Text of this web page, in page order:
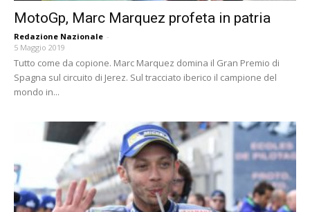
MotoGp, Marc Marquez profeta in patria
Redazione Nazionale -
5 Maggio 2019
Tutto come da copione. Marc Marquez domina il Gran Premio di
Spagna sul circuito di Jerez. Sul tracciato iberico il campione del
mondo in...